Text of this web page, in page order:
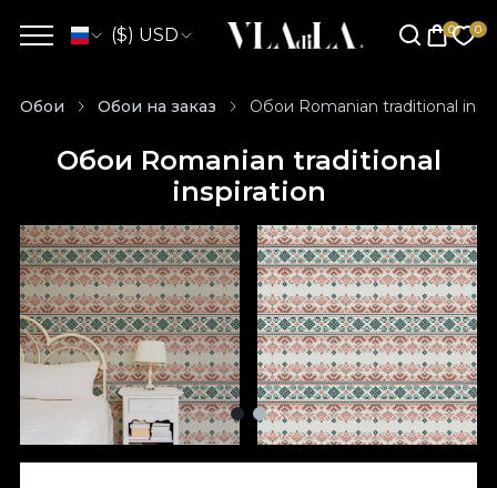
($) USD
Обои Обои на заказ Обои Romanian traditional
Обои Romanian traditional
inspiration